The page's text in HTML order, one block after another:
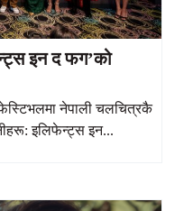
इन द फग’को
नेपाली चलचित्रकै
इलिफेन्ट्स इन...